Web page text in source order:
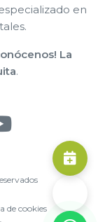
en
La
.
de cookies